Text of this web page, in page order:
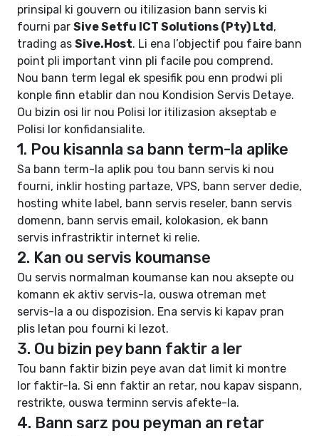
prinsipal ki gouvern ou itilizasion bann servis ki
fourni par Sive Setfu ICT Solutions (Pty) Ltd,
trading as Sive.Host. Li ena l’objectif pou faire bann
point pli important vinn pli facile pou comprend.
Nou bann term legal ek spesifik pou enn prodwi pli
konple finn etablir dan nou Kondision Servis Detaye.
Ou bizin osi lir nou Polisi lor itilizasion akseptab e
Polisi lor konfidansialite.
1. Pou kisannla sa bann term-la aplike
Sa bann term-la aplik pou tou bann servis ki nou
fourni, inklir hosting partaze, VPS, bann server dedie,
hosting white label, bann servis reseler, bann servis
domenn, bann servis email, kolokasion, ek bann
servis infrastriktir internet ki relie.
2. Kan ou servis koumanse
Ou servis normalman koumanse kan nou aksepte ou
komann ek aktiv servis-la, ouswa otreman met
servis-la a ou dispozision. Ena servis ki kapav pran
plis letan pou fourni ki lezot.
3. Ou bizin pey bann faktir a ler
Tou bann faktir bizin peye avan dat limit ki montre
lor faktir-la. Si enn faktir an retar, nou kapav sispann,
restrikte, ouswa terminn servis afekte-la.
4. Bann sarz pou peyman an retar